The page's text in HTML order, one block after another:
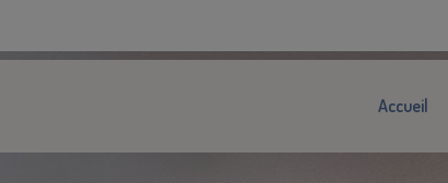
Accueil